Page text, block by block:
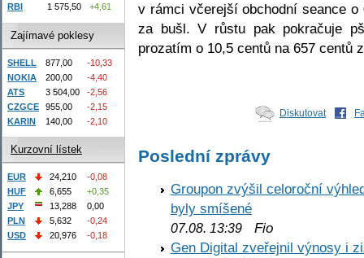
v rámci včerejší obchodní seance
za bušl. V růstu pak pokračuje
prozatím o 10,5 centů na 657 centů
Diskutovat
Poslední zprávy
Groupon zvýšil celoroční
byly smíšené
07.08. 13:39 Fio
Gen Digital zveřejnil výnosy i
RBI
1 575,50 +4,61
Zajímavé poklesy
SHELL 877,00
-10,33
NOKIA
200,00
-4,40
ATS
3 504,00
-2,56
CZGCE
955,00
-2,15
KARIN
140,00 -2,10
Kurzovní lístek
EUR 24,210
-0,08
HUF
6,655
+0,35
JPY
13,288
0,00
PLN
5,632
-0,24
USD
20,976 -0,18